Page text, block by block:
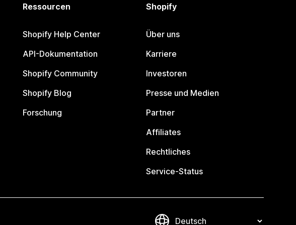
Ressourcen
Shopify Help Center
API-Dokumentation
Shopify Community
Shopify Blog
Forschung
Shopify
Über uns
Karriere
Investoren
Presse und Medien
Partner
Affiliates
Rechtliches
Service-Status